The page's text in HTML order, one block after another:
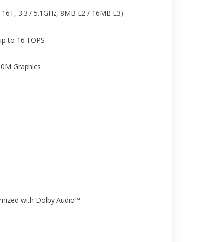
3.3 / 5.1GHz, 8MB L2 / 16MB L3)
to 16 TOPS
Graphics
with Dolby Audio™